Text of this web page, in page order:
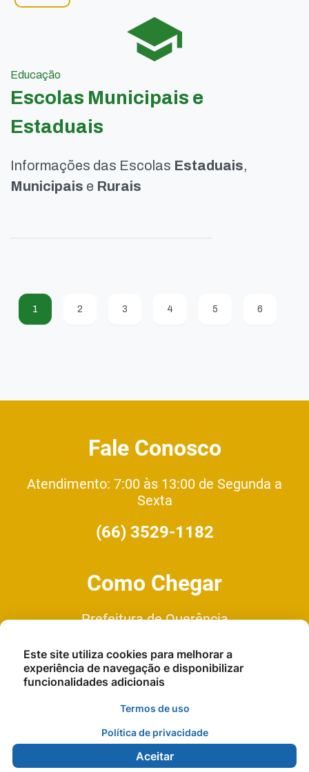
Educação
Escolas Municipais e
Estaduais
Informações das Escolas Estaduais,
Municipais e Rurais
1 2 3 4 5 6
Fale Conosco
Atendimento: 7:00 às 13:00 de Segunda a
Sexta
(66) 3529-1182
Como Chegar
Prefeitura de Querência
Av. Cuiaba - N°335 Quadra 1, Lote
9, Setor C
Este site utiliza cookies para melhorar a
experiência de navegação e disponibilizar
funcionalidades adicionais
Termos de uso
Política de privacidade
Aceitar